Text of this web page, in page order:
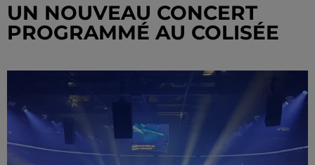
UN NOUVEAU CONCERT
PROGRAMMÉ AU COLISÉE